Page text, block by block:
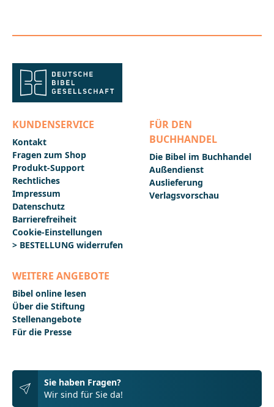
bm gGmbHHaeberlinstraße 1-370563
Stuttgartkontakt@praxisverlag-bm.de
KUNDENSERVICE
Kontakt
Fragen zum Shop
Produkt-Support
Rechtliches
Impressum
Datenschutz
Barrierefreiheit
Cookie-Einstellungen
> BESTELLUNG widerrufen
FÜR DEN
BUCHHANDEL
Die Bibel im Buchhandel
Außendienst
Auslieferung
Verlagsvorschau
WEITERE ANGEBOTE
Bibel online lesen
Über die Stiftung
Stellenangebote
Für die Presse
Sie haben Fragen?
Wir sind für Sie da!